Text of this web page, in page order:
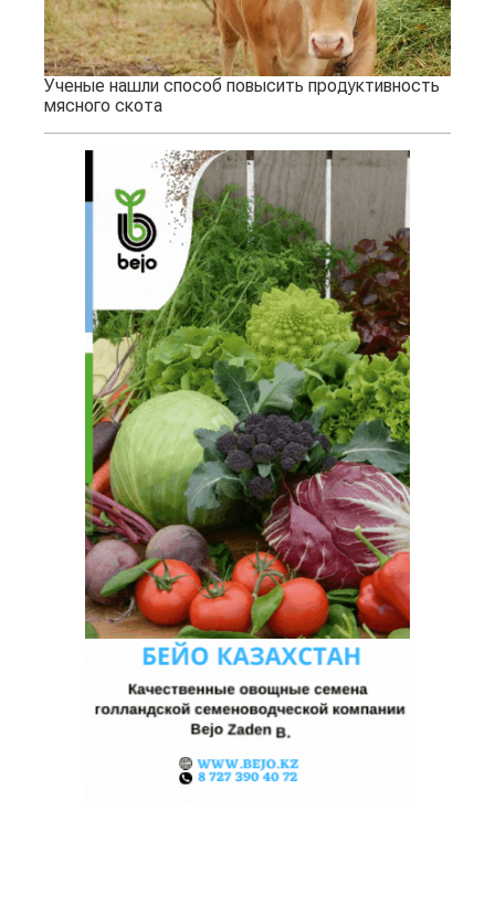
Ученые нашли способ повысить продуктивность
мясного скота